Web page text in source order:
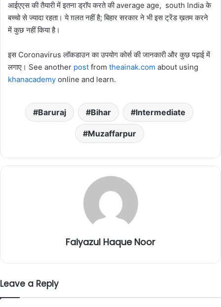
आईएएस की तैयारी में इतना ड्रॉप करते की average age, south India के
बच्चो से ज्यादा रहता। ये ग़लत नहीं है; बिहार सरकार ने भी इस ट्रेंड ख़तम करने
में कुछ नहीं किया है।
इस Coronavirus लॉकडाउन का उपयोग कोर्स की जानकारी और कुछ पढ़ाई में
लगाए। See another post from theainak.com about using
khanacademy online and learn.
Baruraj Bihar Intermediate
Muzaffarpur
Faiyazul Haque Noor
Leave a Reply